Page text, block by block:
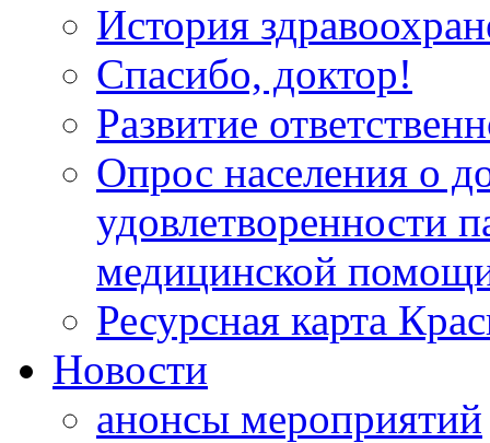
История
Спасибо, доктор!
Развитие
Опрос населения о
удовлетворенности
медицинской
Ресурсная карта
Новости
анонсы мероприятий